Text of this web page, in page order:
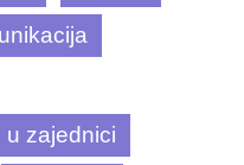
zajednici